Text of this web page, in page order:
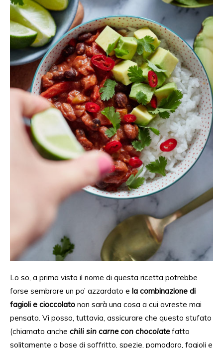
Lo so, a prima vista il nome di questa ricetta potrebbe
forse sembrare un po’ azzardato e la combinazione di
fagioli e cioccolato non sarà una cosa a cui avreste mai
pensato. Vi posso, tuttavia, assicurare che questo stufato
(chiamato anche chili sin carne con chocolatefatto
solitamente a base di soffritto, spezie, pomodoro, fagioli e